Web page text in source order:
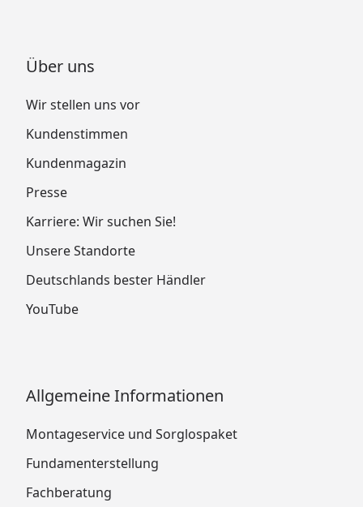
Über uns
Wir stellen uns vor
Kundenstimmen
Kundenmagazin
Presse
Karriere: Wir suchen Sie!
Unsere Standorte
Deutschlands bester Händler
YouTube
Allgemeine Informationen
Montageservice und Sorglospaket
Fundamenterstellung
Fachberatung